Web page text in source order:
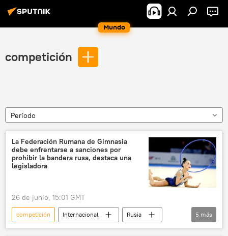
Mundo
competición
Período
La Federación Rumana de Gimnasia
debe enfrentarse a sanciones por
prohibir la bandera rusa, destaca una
legisladora
26 de junio, 15:01 GMT
competición Internacional
Rusia
Svetlana Zhúrova
⚽ Deportes
5 más